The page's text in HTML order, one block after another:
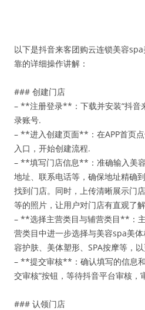
以下是抖音来客团购云连锁美容
靠的详细操作讲解：
### 创建门店
– **注册登录**：下载并安装“抖音
录账号.
– **进入创建页面**：在APP首页点
入口，开始创建流程.
– **填写门店信息**：准确输入美
地址、联系电话等，确保地址精确
找到门店。同时，上传清晰展示门
等的照片，让用户对门店有直观了
– **选择主营类目与辅营类目**：
营类目中进一步选择与美容spa美
容护肤、美体塑形、SPA按摩等，
– **提交审核**：确认填写的信息
交审核”按钮，等待抖音平台审核
### 认领门店